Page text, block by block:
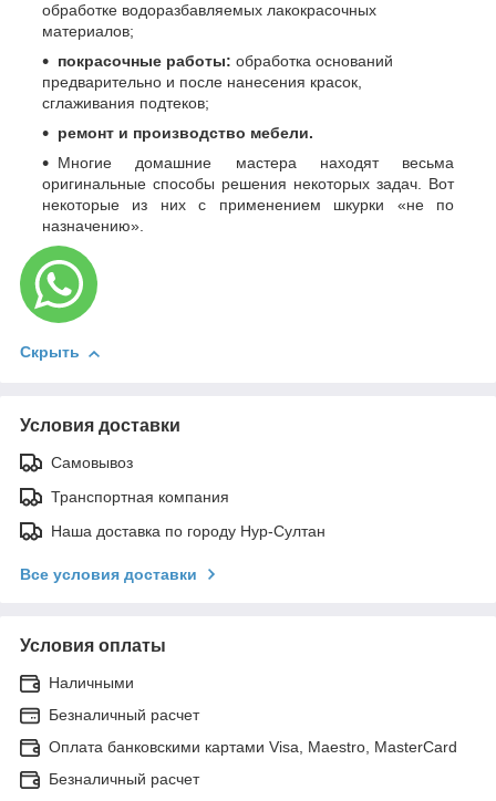
обработке водоразбавляемых лакокрасочных
материалов;
покрасочные работы: обработка оснований
предварительно и после нанесения красок,
сглаживания подтеков;
ремонт и производство мебели.
Многие домашние мастера находят весьма
оригинальные способы решения некоторых задач. Вот
некоторые из них с применением шкурки «не по
назначению».
Скрыть
Условия доставки
Самовывоз
Транспортная компания
Наша доставка по городу Нур-Султан
Все условия доставки
Условия оплаты
Наличными
Безналичный расчет
Оплата банковскими картами Visa, Maestro, MasterCard
Безналичный расчет